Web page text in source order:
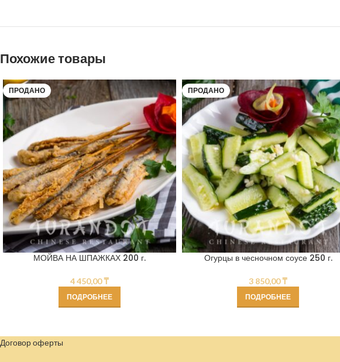
Похожие товары
ПРОДАНО
МОЙВА НА ШПАЖКАХ 200 г.
4 450,00₸
ПОДРОБНЕЕ
ПРОДАНО
Огурцы в чесночном соусе 250 г.
3 850,00₸
ПОДРОБНЕЕ
Договор оферты